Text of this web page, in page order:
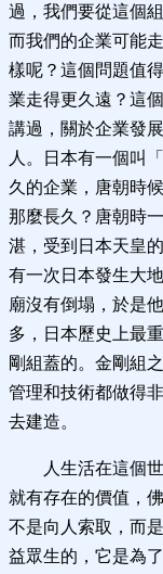
過，我們要從這個
而我們的企業可能
樣呢？這個問題值
業走得更久遠？這
講過，關於企業發
人。日本有一個叫
久的企業，唐朝時
那麼長久？唐朝時
湛，受到日本天皇
有一次日本發生大
廟沒有倒塌，於是
多，日本歷史上最
剛組蓋的。金剛組
管理和技術都做得
去建造。
人生活在這個
就有存在的價值，
不是向人索取，而
益眾生的，它是為